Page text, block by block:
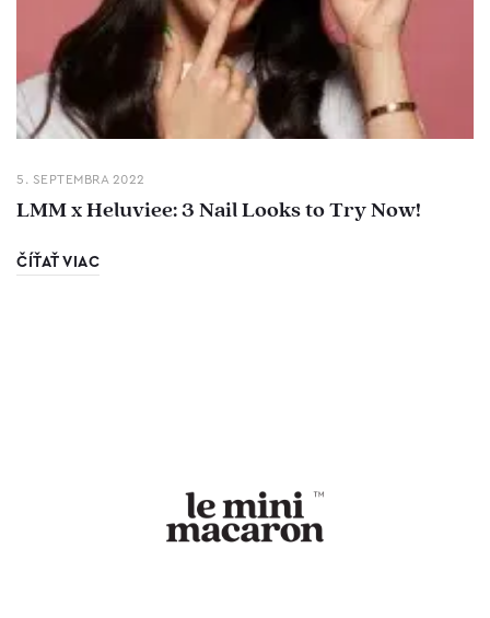
5. SEPTEMBRA 2022
LMM x Heluviee: 3 Nail Looks to Try Now!
ČÍŤAŤ VIAC